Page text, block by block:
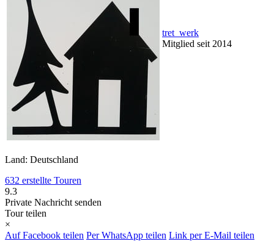
tret_werk
Mitglied seit 2014
Land: Deutschland
632 erstellte Touren
9.3
Private Nachricht senden
Tour teilen
×
Auf Facebook teilen Per WhatsApp teilen Link per E-Mail teilen